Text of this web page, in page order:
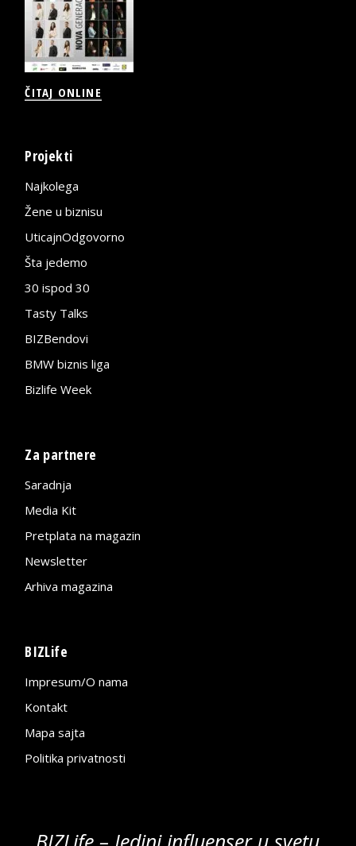
ČITAJ ONLINE
Projekti
Najkolega
Žene u biznisu
UticajnOdgovorno
Šta jedemo
30 ispod 30
Tasty Talks
BIZBendovi
BMW biznis liga
Bizlife Week
Za partnere
Saradnja
Media Kit
Pretplata na magazin
Newsletter
Arhiva magazina
BIZLife
Impresum/O nama
Kontakt
Mapa sajta
Politika privatnosti